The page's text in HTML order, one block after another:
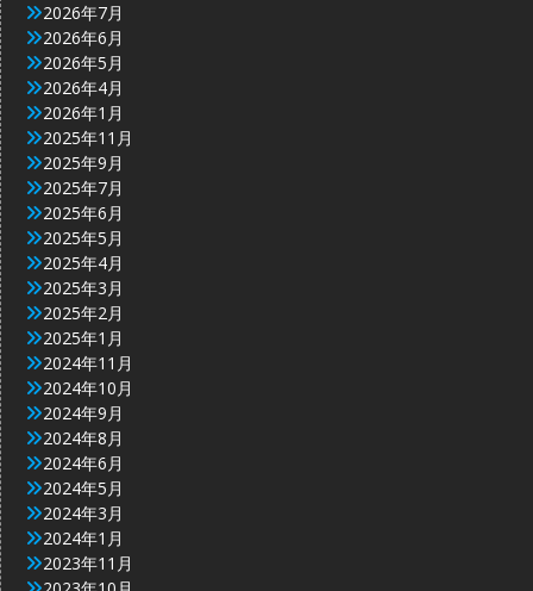
2026年7月
2026年6月
2026年5月
2026年4月
2026年1月
2025年11月
2025年9月
2025年7月
2025年6月
2025年5月
2025年4月
2025年3月
2025年2月
2025年1月
2024年11月
2024年10月
2024年9月
2024年8月
2024年6月
2024年5月
2024年3月
2024年1月
2023年11月